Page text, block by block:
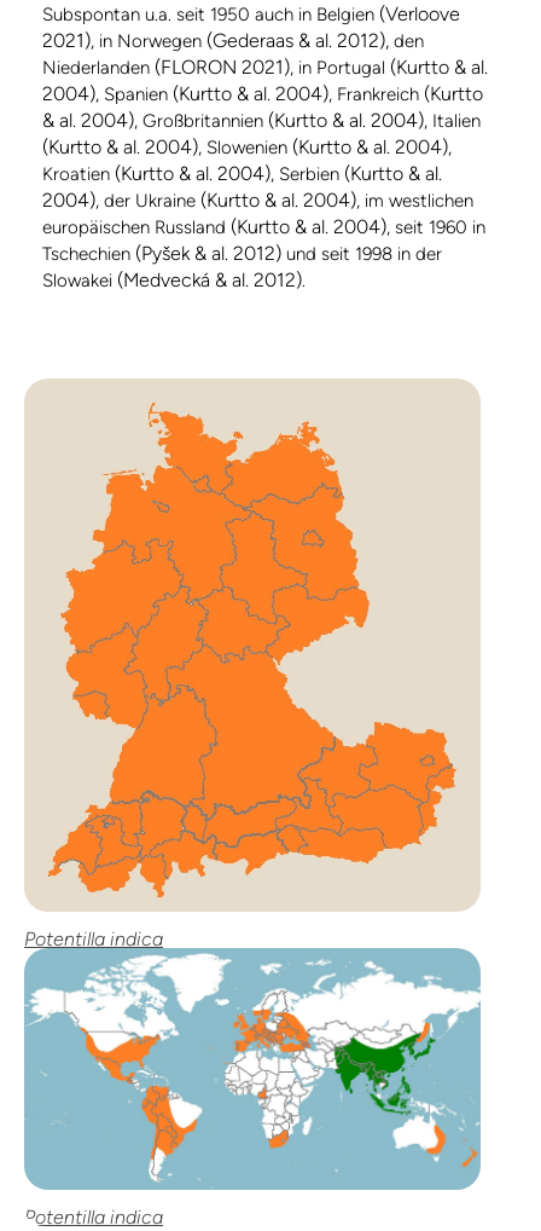
Subspontan u.a. seit 1950 auch in Belgien (Verloove
2021), in Norwegen (Gederaas & al. 2012), den
Niederlanden (FLORON 2021), in Portugal (Kurtto & al.
2004), Spanien (Kurtto & al. 2004), Frankreich (Kurtto
& al. 2004), Großbritannien (Kurtto & al. 2004), Italien
(Kurtto & al. 2004), Slowenien (Kurtto & al. 2004),
Kroatien (Kurtto & al. 2004), Serbien (Kurtto & al.
2004), der Ukraine (Kurtto & al. 2004), im westlichen
europäischen Russland (Kurtto & al. 2004), seit 1960 in
Tschechien (Pyšek & al. 2012) und seit 1998 in der
Slowakei (Medvecká & al. 2012).
Potentilla indica
Potentilla indica